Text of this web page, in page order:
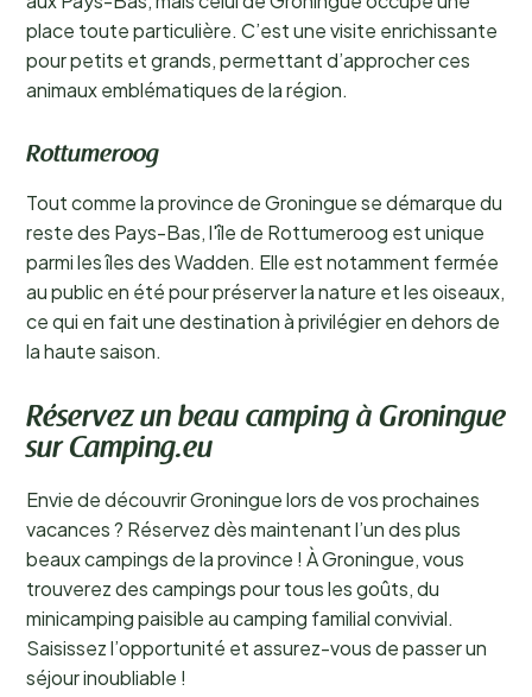
place toute particulière. C’est une visite enrichissante
pour petits et grands, permettant d’approcher ces
animaux emblématiques de la région.
Rottumeroog
Tout comme la province de Groningue se démarque du
reste des Pays-Bas, l'île de Rottumeroog est unique
parmi les îles des Wadden. Elle est notamment fermée
au public en été pour préserver la nature et les oiseaux,
ce qui en fait une destination à privilégier en dehors de
la haute saison.
Réservez un beau camping à Groningue
sur Camping.eu
Envie de découvrir Groningue lors de vos prochaines
vacances ? Réservez dès maintenant l’un des plus
beaux campings de la province ! À Groningue, vous
trouverez des campings pour tous les goûts, du
minicamping paisible au camping familial convivial.
Saisissez l’opportunité et assurez-vous de passer un
séjour inoubliable !